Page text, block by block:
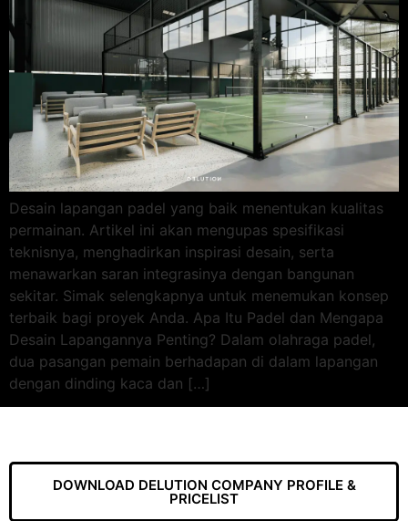
Desain lapangan padel yang baik menentukan kualitas
permainan. Artikel ini akan mengupas spesifikasi
teknisnya, menghadirkan inspirasi desain, serta
menawarkan saran integrasinya dengan bangunan
sekitar. Simak selengkapnya untuk menemukan konsep
terbaik bagi proyek Anda. Apa Itu Padel dan Mengapa
Desain Lapangannya Penting? Dalam olahraga padel,
dua pasangan pemain berhadapan di dalam lapangan
dengan dinding kaca dan […]
DOWNLOAD DELUTION COMPANY PROFILE &
PRICELIST